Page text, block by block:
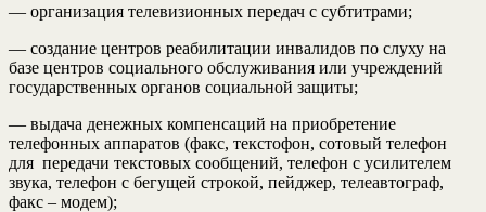
— организация телевизионных передач с субтитрами;
— создание центров реабилитации инвалидов по слуху на
базе центров социального обслуживания или учреждений
государственных органов социальной защиты;
— выдача денежных компенсаций на приобретение
телефонных аппаратов (факс, текстофон, сотовый телефон
для передачи текстовых сообщений, телефон с усилителем
звука, телефон с бегущей строкой, пейджер, телеавтограф,
факс – модем);